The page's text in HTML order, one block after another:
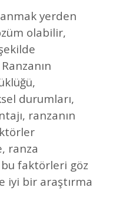
yerden
olabilir,
durumları,
ranzanın
ranza
faktörleri göz
iyi bir araştırma